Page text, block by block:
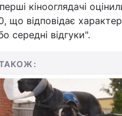
кінооглядачі
що відповідає
середні відгуки".